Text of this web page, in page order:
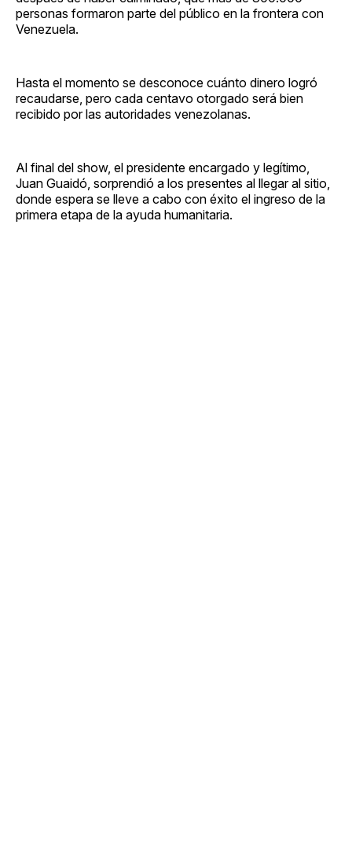
personas formaron parte del público en la frontera con
Venezuela.
Hasta el momento se desconoce cuánto dinero logró
recaudarse, pero cada centavo otorgado será bien
recibido por las autoridades venezolanas.
Al final del show, el presidente encargado y legítimo,
Juan Guaidó, sorprendió a los presentes al llegar al sitio,
donde espera se lleve a cabo con éxito el ingreso de la
primera etapa de la ayuda humanitaria.